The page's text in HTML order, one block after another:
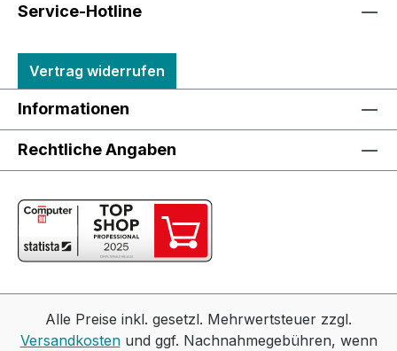
Service-Hotline
Vertrag widerrufen
Informationen
Rechtliche Angaben
Alle Preise inkl. gesetzl. Mehrwertsteuer zzgl.
Versandkostenund ggf. Nachnahmegebühren, wenn